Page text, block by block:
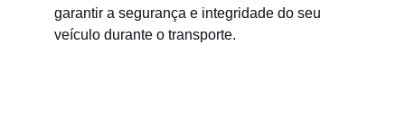
garantir a segurança e integridade do seu
veículo durante o transporte.